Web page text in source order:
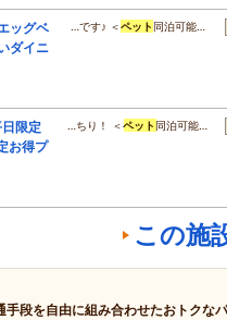
ッグベ
ダイニ
…です♪ ＜ペット 同泊可能…
限定
お得プ
…ちり！ ＜ペット 同泊可能…
この施
手段を自由に組み合わせたおトクな